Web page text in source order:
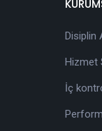
Disiplin
Hizmet
İç